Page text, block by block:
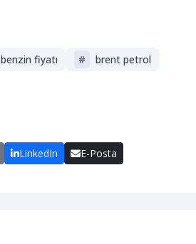
benzin fiyatı #
brent petrol
LinkedIn E-Posta